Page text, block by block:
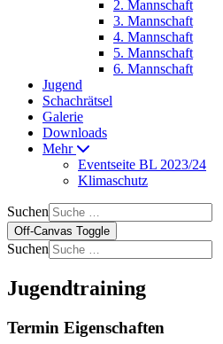
2. Mannschaft
3. Mannschaft
4. Mannschaft
5. Mannschaft
6. Mannschaft
Jugend
Schachrätsel
Galerie
Downloads
Mehr
Eventseite BL 2023/24
Klimaschutz
Suchen
Off-Canvas Toggle
Suchen
Jugendtraining
Termin Eigenschaften